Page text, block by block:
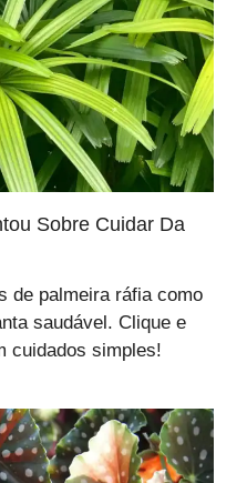
Sobre Cuidar Da
de palmeira ráfia como
saudável. Clique e
cuidados simples!